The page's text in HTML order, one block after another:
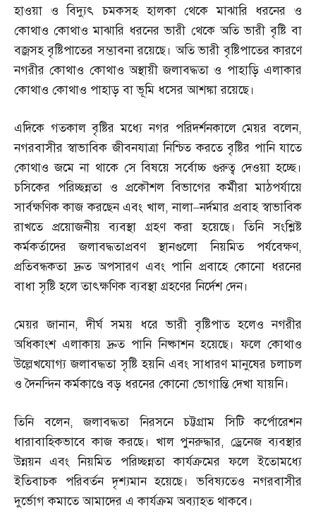
হাওয়া ও বিদ্যুৎ চমকসহ হালকা থেকে মাঝারি ধরনের ও
কোথাও কোথাও মাঝারি ধরনের ভারী থেকে অতি ভারী বৃষ্টি বা
বজ্রসহ বৃষ্টিপাতের সম্ভাবনা রয়েছে। অতি ভারী বৃষ্টিপাতের কারণে
নগরীর কোথাও কোথাও অস্থায়ী জলাবদ্ধতা ও পাহাড়ি এলাকার
কোথাও কোথাও পাহাড় বা ভূমি ধসের আশঙ্কা রয়েছে।
এদিকে গতকাল বৃষ্টির মধ্যে নগর পরিদর্শনকালে মেয়র বলেন,
নগরবাসীর স্বাভাবিক জীবনযাত্রা নিশ্চিত করতে বৃষ্টির পানি যাতে
কোথাও জমে না থাকে সে বিষয়ে সর্বোচ্চ গুরুত্ব দেওয়া হচ্ছে।
চসিকের পরিচ্ছন্নতা ও প্রকৌশল বিভাগের কর্মীরা মাঠপর্যায়ে
সার্বক্ষণিক কাজ করছেন এবং খাল,নালা–নর্দমার প্রবাহ স্বাভাবিক
রাখতে প্রয়োজনীয় ব্যবস্থা গ্রহণ করা হয়েছে। তিনি সংশ্লিষ্ট
কর্মকর্তাদের জলাবদ্ধতাপ্রবণ স্থানগুলো নিয়মিত পর্যবেক্ষণ,
প্রতিবন্ধকতা দ্রুত অপসারণ এবং পানি প্রবাহে কোনো ধরনের
বাধা সৃষ্টি হলে তাৎক্ষণিক ব্যবস্থা গ্রহণের নির্দেশ দেন।
মেয়র জানান,দীর্ঘ সময় ধরে ভারী বৃষ্টিপাত হলেও নগরীর
অধিকাংশ এলাকায় দ্রুত পানি নিষ্কাশন হয়েছে। ফলে কোথাও
উল্লেখযোগ্য জলাবদ্ধতা সৃষ্টি হয়নি এবং সাধারণ মানুষের চলাচল
ও দৈনন্দিন কর্মকাণ্ডে বড় ধরনের কোনো ভোগান্তি দেখা যায়নি।
তিনি বলেন,জলাবদ্ধতা নিরসনে চট্টগ্রাম সিটি কর্পোরেশন
ধারাবাহিকভাবে কাজ করছে। খাল পুনরুদ্ধার,ড্রেনেজ ব্যবস্থার
উন্নয়ন এবং নিয়মিত পরিচ্ছন্নতা কার্যক্রমের ফলে ইতোমধ্যে
ইতিবাচক পরিবর্তন দৃশ্যমান হয়েছে। ভবিষ্যতেও নগরবাসীর
দুর্ভোগ কমাতে আমাদের এ কার্যক্রম অব্যাহত থাকবে।